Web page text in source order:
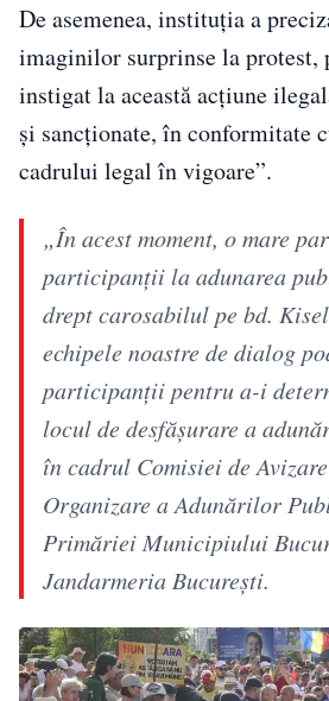
De asemenea, instituția a
imaginilor surprinse la protest,
instigat la această acţiune
şi sancţionate, în conformitate
cadrului legal în vigoare”.
„În acest moment, o mare
participanţii la adunarea
drept carosabilul pe bd.
echipele noastre de dialog
participanţii pentru a-i
locul de desfăşurare a
în cadrul Comisiei de
Organizare a Adunărilor
Primăriei Municipiului
Jandarmeria Bucureşti.